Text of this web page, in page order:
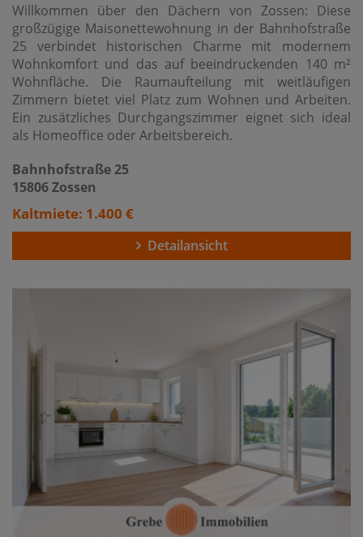
Willkommen über den Dächern von Zossen: Diese
großzügige Maisonettewohnung in der Bahnhofstraße
25 verbindet historischen Charme mit modernem
Wohnkomfort und das auf beeindruckenden 140 m²
Wohnfläche. Die Raumaufteilung mit weitläufigen
Zimmern bietet viel Platz zum Wohnen und Arbeiten.
Ein zusätzliches Durchgangszimmer eignet sich ideal
als Homeoffice oder Arbeitsbereich.
Bahnhofstraße 25
15806 Zossen
Kaltmiete: 1.400 €
Detailansicht